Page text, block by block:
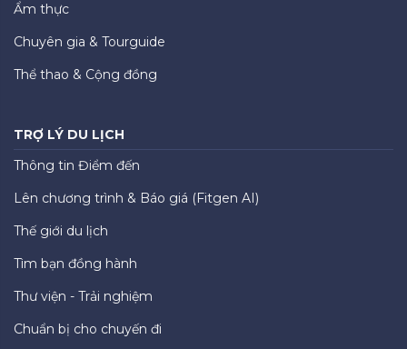
Ẩm thực
Chuyên gia & Tourguide
Thể thao & Cộng đồng
TRỢ LÝ DU LỊCH
Thông tin Điểm đến
Lên chương trình & Báo giá (Fitgen AI)
Thế giới du lịch
Tìm bạn đồng hành
Thư viện - Trải nghiệm
Chuẩn bị cho chuyến đi